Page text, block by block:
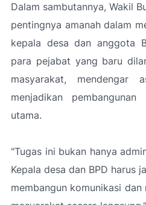
Dalam sambutannya, Wakil
pentingnya amanah dalam
kepala desa dan anggota
para pejabat yang baru
masyarakat, mendengar
menjadikan
utama.
"Tugas ini bukan hanya
Kepala desa dan BPD harus
membangun komunikasi